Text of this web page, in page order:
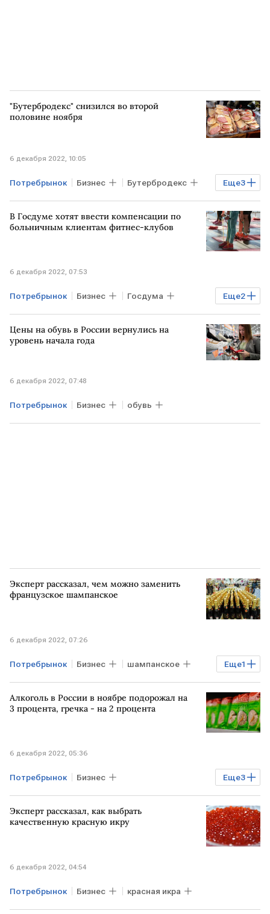
"Бутербродекс" снизился во второй
половине ноября
6 декабря 2022, 10:05
Еще3
Потребрынок Бизнес Бутербродекс
Индексы потребительский рынок
продукты
В Госдуме хотят ввести компенсации по
больничным клиентам фитнес-клубов
6 декабря 2022, 07:53
Еще2
Потребрынок Бизнес Госдума
больничные фитнес
Цены на обувь в России вернулись на
уровень начала года
6 декабря 2022, 07:48
Потребрынок Бизнес обувь
Эксперт рассказал, чем можно заменить
французское шампанское
6 декабря 2022, 07:26
Еще1
Потребрынок Бизнес шампанское
алкоголь
Алкоголь в России в ноябре подорожал на
3 процента, гречка - на 2 процента
6 декабря 2022, 05:36
Еще3
Потребрынок Бизнес
Повышение цен в России алкоголь
гречка
Эксперт рассказал, как выбрать
качественную красную икру
6 декабря 2022, 04:54
Потребрынок Бизнес красная икра